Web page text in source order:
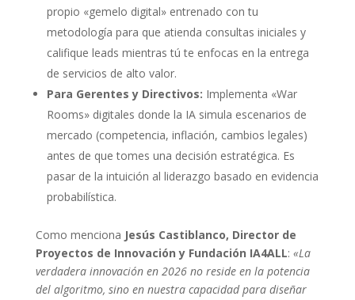
propio «gemelo digital» entrenado con tu
metodología para que atienda consultas iniciales y
califique leads mientras tú te enfocas en la entrega
de servicios de alto valor.
Para Gerentes y Directivos: Implementa «War
Rooms» digitales donde la IA simula escenarios de
mercado (competencia, inflación, cambios legales)
antes de que tomes una decisión estratégica. Es
pasar de la intuición al liderazgo basado en evidencia
probabilística.
Como menciona Jesús Castiblanco, Director de
Proyectos de Innovación y Fundación IA4ALL: «La
verdadera innovación en 2026 no reside en la potencia
del algoritmo, sino en nuestra capacidad para diseñar